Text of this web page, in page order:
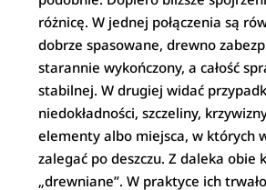
różnicę. W jednej połączenia są
dobrze spasowane, drewno
starannie wykończony, a całość
stabilnej. W drugiej widać
niedokładności, szczeliny,
elementy albo miejsca, w których
zalegać po deszczu. Z daleka obie
„drewniane”. W praktyce ich